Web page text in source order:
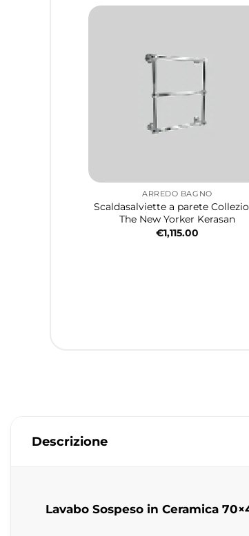
ARREDO BAGNO
Scaldasalviette a parete
The New Yorker Kerasan
€1,115.00
Descrizione
Lavabo Sospeso in Ceramica